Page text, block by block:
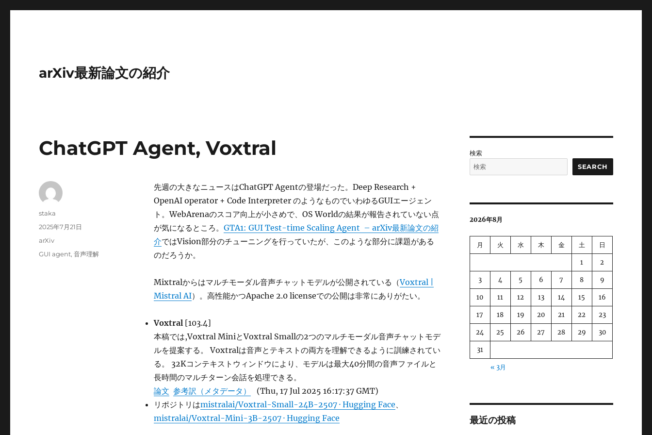
arXiv最新論文の紹介
ChatGPT Agent, Voxtral
先週の大きなニュースはChatGPT Agentの登場だった。Deep Research +
OpenAI operator + Code Interpreter のようなものでいわゆるGUIエージェン
ト。WebArenaのスコア向上が小さめで、OS Worldの結果が報告されていない点
が気になるところ。 GTA1: GUI Test-time Scaling Agent – arXiv最新論文の紹
介ではVision部分のチューニングを行っていたが、このような部分に課題がある
のだろうか。
Mixtralからはマルチモーダル音声チャットモデルが公開されている（Voxtral |
Mistral AI）。高性能かつApache 2.0 licenseでの公開は非常にありがたい。
Voxtral [103.4]
本稿では,Voxtral MiniとVoxtral Smallの2つのマルチモーダル音声チャットモデ
ルを提案する。 Voxtralは音声とテキストの両方を理解できるように訓練されてい
る。 32Kコンテキストウィンドウにより、モデルは最大40分間の音声ファイルと
長時間のマルチターン会話を処理できる。
論文 参考訳（メタデータ）
(Thu, 17 Jul 2025 16:17:37 GMT)
リポジトリはmistralai/Voxtral-Small-24B-2507 · Hugging Face、
mistralai/Voxtral-Mini-3B-2507 · Hugging Face
投
staka
投
2025年7月21日
カ
arXiv
タ
GUI agent,音声理解
検索
SEARCH
2026年8月
月 火 水 木 金 土 日
1 2
3 4 5 6 7 8 9
10 11 12 13 14 15 16
17 18 19 20 21 22 23
24 25 26 27 28 29 30
31
« 3月
最近の投稿